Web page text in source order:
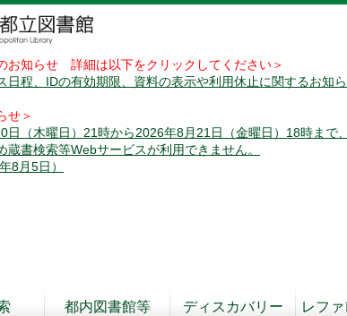
お知らせ 詳細は以下をクリックしてください＞
日程、IDの有効期限、資料の表示や利用休止に関するお知ら
せ＞
日（木曜日）21時から2026年8月21日（金曜日）18時まで
蔵書検索等Webサービスが利用できません。
8月5日）
都内図書館等
ディスカバリー
レフ